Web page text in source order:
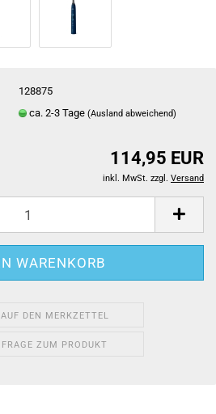
128875
ca. 2-3 Tage(Ausland abweichend)
114,95 EUR
inkl. MwSt. zzgl. Versand
AUF DEN MERKZETTEL
FRAGE ZUM PRODUKT